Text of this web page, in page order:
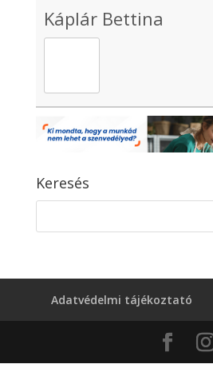
Káplár Bettina
Keresés
Adatvédelmi tájékoztató